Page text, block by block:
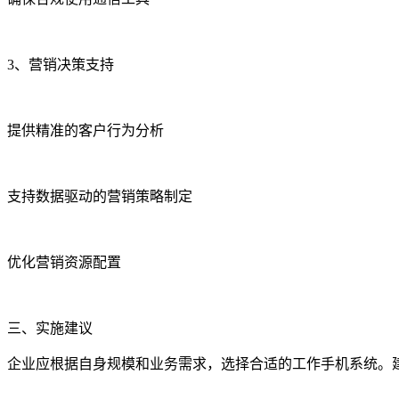
3、营销决策支持
提供精准的客户行为分析
支持数据驱动的营销策略制定
优化营销资源配置
三、实施建议
企业应根据自身规模和业务需求，选择合适的工作手机系统。